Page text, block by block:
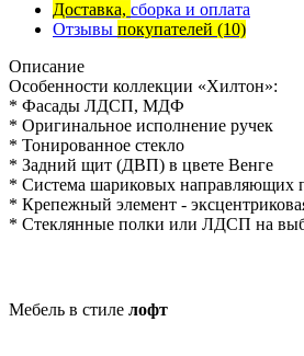
Доставка, сборка и оплата
Отзывы покупателей (10)
Описание
Особенности коллекции «Хилтон»:
* Фасады ЛДСП, МДФ
* Оригинальное исполнение ручек
* Тонированное стекло
* Задний щит (ДВП) в цвете Венге
* Система шариковых направляющих
* Крепежный элемент -
* Стеклянные полки или ЛДСП на
Мебель в стиле лофт